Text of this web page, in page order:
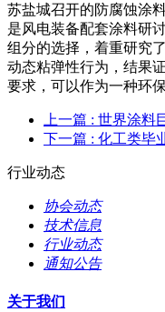
苏盐城召开的防腐蚀涂
是风电装备配套涂料研
组分的选择，着重研究
动态粘弹性行为，结果
要求，可以作为一种环
上一篇 : 世界涂料
下一篇 : 化工类毕
行业动态
协会动态
技术信息
行业动态
通知公告
关于我们